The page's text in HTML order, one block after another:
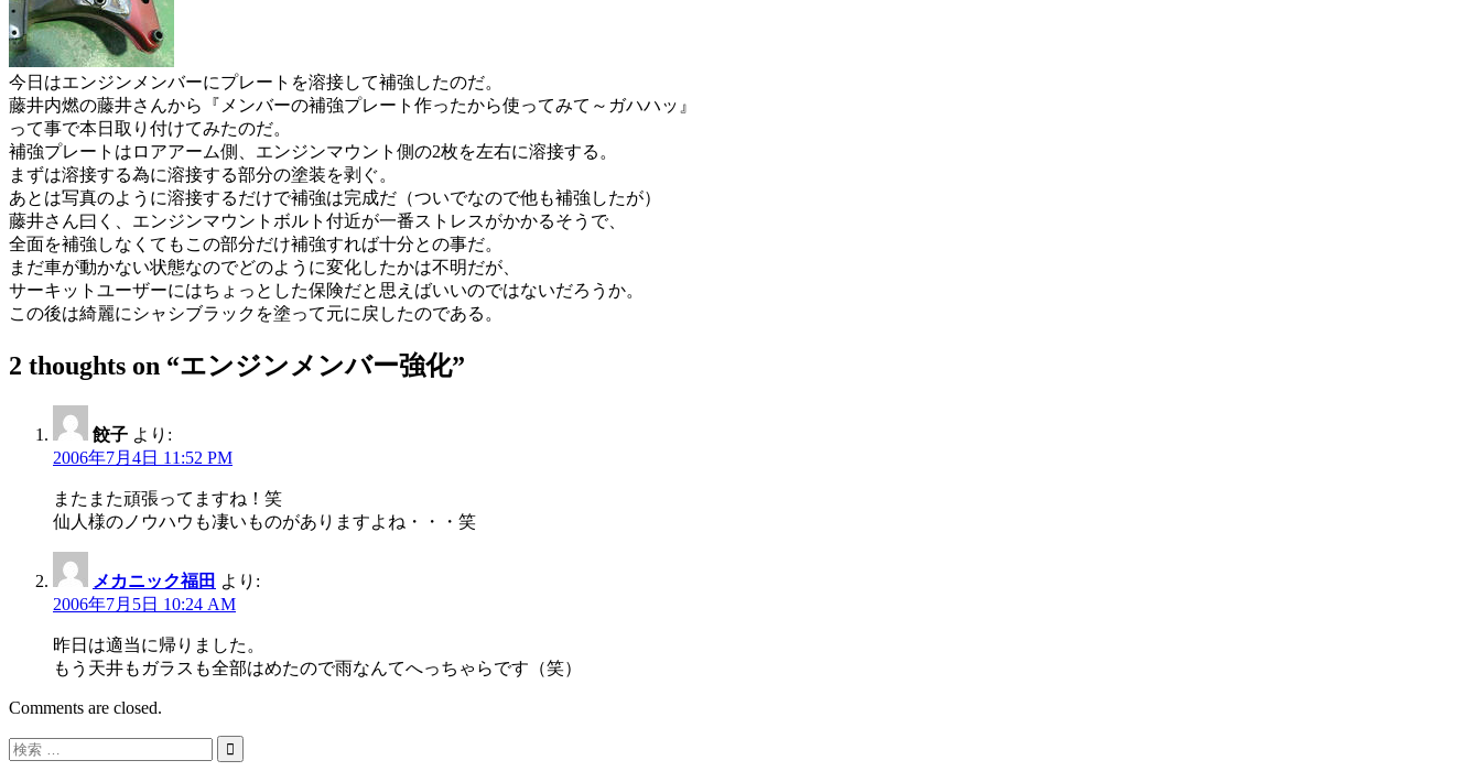
今日はエンジンメンバーにプレートを溶接して補強したのだ。
藤井内燃の藤井さんから『メンバーの補強プレート作ったから使ってみて～ガハハッ』
って事で本日取り付けてみたのだ。
補強プレートはロアアーム側、エンジンマウント側の2枚を左右に溶接する。
まずは溶接する為に溶接する部分の塗装を剥ぐ。
あとは写真のように溶接するだけで補強は完成だ（ついでなので他も補強したが）
藤井さん曰く、エンジンマウントボルト付近が一番ストレスがかかるそうで、
全面を補強しなくてもこの部分だけ補強すれば十分との事だ。
まだ車が動かない状態なのでどのように変化したかは不明だが、
サーキットユーザーにはちょっとした保険だと思えばいいのではないだろうか。
この後は綺麗にシャシブラックを塗って元に戻したのである。
2 thoughts on “エンジンメンバー強化”
餃子 より:
2006年7月4日 11:52 PM
またまた頑張ってますね！笑
仙人様のノウハウも凄いものがありますよね・・・笑
メカニック福田 より:
2006年7月5日 10:24 AM
昨日は適当に帰りました。
もう天井もガラスも全部はめたので雨なんてへっちゃらです（笑）
Comments are closed.